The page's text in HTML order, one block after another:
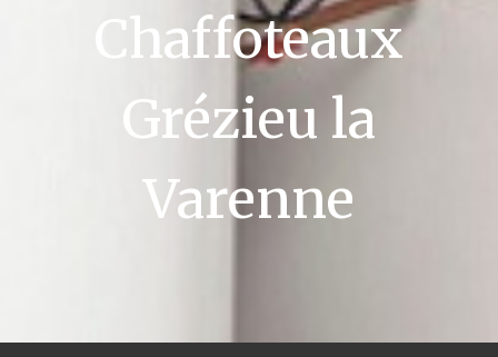
Chaffoteaux
Grézieu la
Varenne